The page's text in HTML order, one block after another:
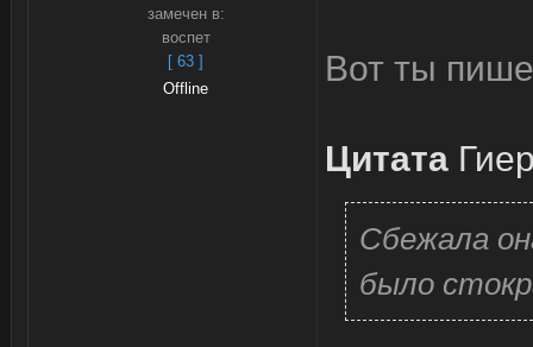
замечен в:
воспет
[ 63 ]
Offline
Вот ты
Цитата
Сбежала
было